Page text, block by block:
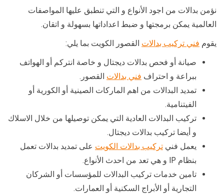
نؤمن بدالات من اجود الأنواع و التي تنطبق عليها المواصفات
العالمية يمكن برمجتها و ضبط اعداداتها بسهولة و اتقان.
يقوم فني تركيب بدالات القصور الكويت بما يلي:
صيانة أو فحص بدالات ديجتال و خاصة انتركم أو الهواتف
ببراعة و احتراف فني بدالات القصور.
تمديد البدالات من اهم الماركات الصينية أو الكورية أو
الفيتنامية.
تركيب البدالات العادية التي يمكن توصيلها من خلال الاسلاك
و أيضا تركيب بدالات ديجتال.
يعمل فني تركيب بدالات الكويت على تمديد بدالات تعمل
بنظام IP و هي تعد من احدث الأنواع.
تامين خدمات تركيب البدالات للمؤسسات أو الشركان
التجارية أو الأبراج السكنية أو العمارات.